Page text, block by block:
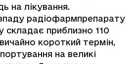
на лікування.
радіофармпрепарату
складає приблизно 110
короткий термін,
на великі